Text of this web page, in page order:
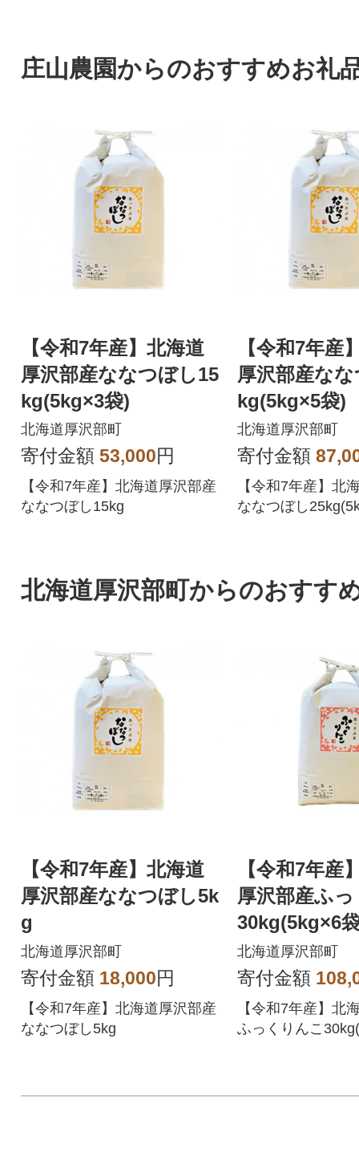
庄山農園からのおすすめお礼
【令和7年産】北海道
厚沢部産ななつぼし15
kg(5kg×3袋)
北海道厚沢部町
寄付金額 53,000円
【令和7年産】北海道厚沢部産
ななつぼし15kg
【令和7年産
厚沢部産な
kg(5kg×5袋)
北海道厚沢部町
寄付金額
【令和7年産】北
ななつぼし
北海道厚沢部町からのおすす
【令和7年産】北海道
厚沢部産ななつぼし5k
g
北海道厚沢部町
寄付金額 18,000円
【令和7年産】北海道厚沢部産
ななつぼし5kg
【令和7年産
厚沢部産ふ
30kg(5kg×6
北海道厚沢部町
寄付金額
【令和7年産】北
ふっくりんこ